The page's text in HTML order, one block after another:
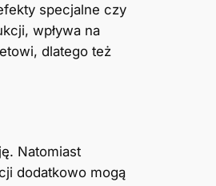
specjalne czy
wpływa na
dlatego też
Natomiast
dodatkowo mogą